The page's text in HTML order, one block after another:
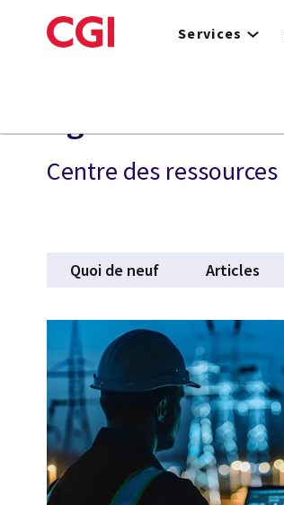
to
Services
Centre des ressources
Quoi de neuf Articles